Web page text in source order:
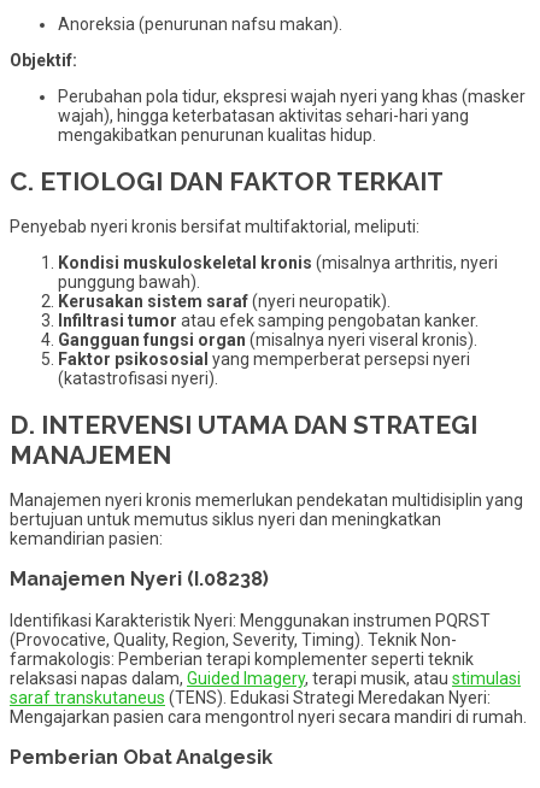
Anoreksia (penurunan nafsu makan).
Objektif:
Perubahan pola tidur, ekspresi wajah nyeri yang khas (masker
wajah), hingga keterbatasan aktivitas sehari-hari yang
mengakibatkan penurunan kualitas hidup.
C. ETIOLOGI DAN FAKTOR TERKAIT
Penyebab nyeri kronis bersifat multifaktorial, meliputi:
Kondisi muskuloskeletal kronis (misalnya arthritis, nyeri
punggung bawah).
Kerusakan sistem saraf(nyeri neuropatik).
Infiltrasi tumor atau efek samping pengobatan kanker.
Gangguan fungsi organ (misalnya nyeri viseral kronis).
Faktor psikososial yang memperberat persepsi nyeri
(katastrofisasi nyeri).
D. INTERVENSI UTAMA DAN STRATEGI
MANAJEMEN
Manajemen nyeri kronis memerlukan pendekatan multidisiplin yang
bertujuan untuk memutus siklus nyeri dan meningkatkan
kemandirian pasien:
Manajemen Nyeri (I.08238)
Identifikasi Karakteristik Nyeri: Menggunakan instrumen PQRST
(Provocative, Quality, Region, Severity, Timing). Teknik Non-
farmakologis: Pemberian terapi komplementer seperti teknik
relaksasi napas dalam, Guided Imagery, terapi musik, atau stimulasi
saraf transkutaneus (TENS). Edukasi Strategi Meredakan Nyeri:
Mengajarkan pasien cara mengontrol nyeri secara mandiri di rumah.
Pemberian Obat Analgesik